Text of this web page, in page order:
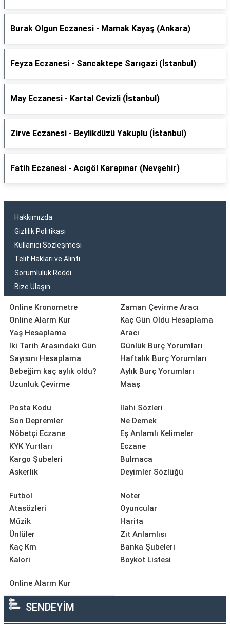
Burak Olgun Eczanesi - Mamak Kayaş (Ankara)
Feyza Eczanesi - Sancaktepe Sarıgazi (İstanbul)
May Eczanesi - Kartal Cevizli (İstanbul)
Zirve Eczanesi - Beylikdüzü Yakuplu (İstanbul)
Fatih Eczanesi - Acıgöl Karapınar (Nevşehir)
Hakkımızda
Gizlilik Politikası
Kullanıcı Sözleşmesi
Telif Hakları ve Alıntı
Sorumluluk Reddi
Bize Ulaşın
Online Kronometre
Online Alarm Kur
Yaş Hesaplama
İki Tarih Arasındaki Gün
Sayısını Hesaplama
Bebeğim kaç aylık oldu?
Uzunluk Çevirme
Zaman Çevirme Aracı
Kaç Gün Oldu Hesaplama
Aracı
Günlük Burç Yorumları
Haftalık Burç Yorumları
Aylık Burç Yorumları
Maaş
Posta Kodu
Son Depremler
Nöbetçi Eczane
KYK Yurtları
Kargo Şubeleri
Askerlik
İlahi Sözleri
Ne Demek
Eş Anlamlı Kelimeler
Eczane
Bulmaca
Deyimler Sözlüğü
Futbol
Atasözleri
Müzik
Ünlüler
Kaç Km
Kalori
Noter
Oyuncular
Harita
Zıt Anlamlısı
Banka Şubeleri
Boykot Listesi
Online Alarm Kur
SENDEYİM